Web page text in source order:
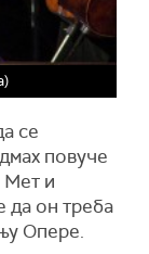
се
повуче
Мет и
да он треба
Опере.